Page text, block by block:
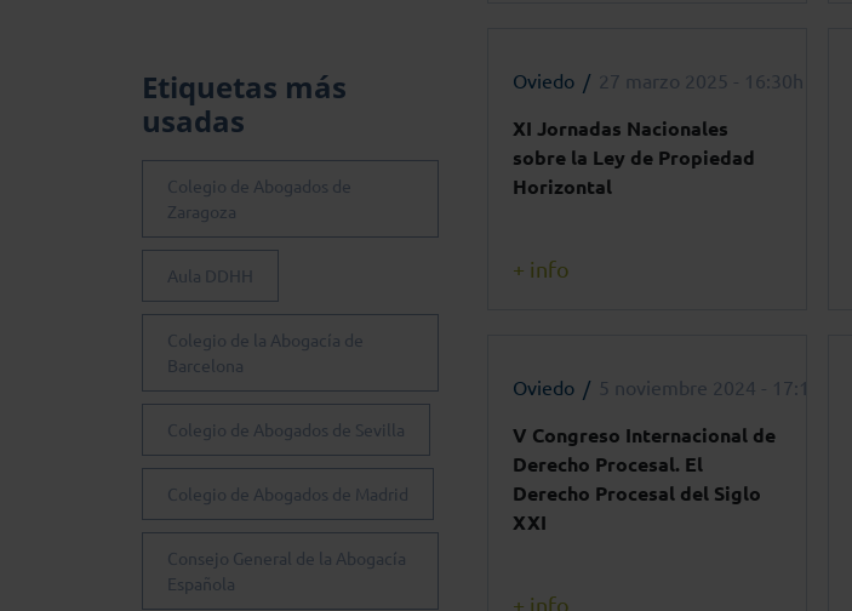
Etiquetas más
usadas
Colegio de Abogados de
Zaragoza
Aula DDHH
Colegio de la Abogacía de
Barcelona
Colegio de Abogados de Sevilla
Colegio de Abogados de Madrid
Consejo General de la Abogacía
Española
Oviedo 27 marzo 2025 - 16:30h
XI Jornadas Nacionales
sobre la Ley de Propiedad
Horizontal
+ info
Oviedo 5 noviembre 2024 - 17:15h
V Congreso Internacional de
Derecho Procesal. El
Derecho Procesal del Siglo
XXI
+ info